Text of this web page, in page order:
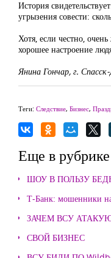
История
угрызения совести:
Хотя, если честно,
хорошее настроение
Янина Гончар, г.
Теги: Следствие, Бизнес,
Еще в
ШОУ В ПОЛЬЗУ
Т-Банк: мошенники
ЗАЧЕМ ВСУ
СВОЙ БИЗНЕС